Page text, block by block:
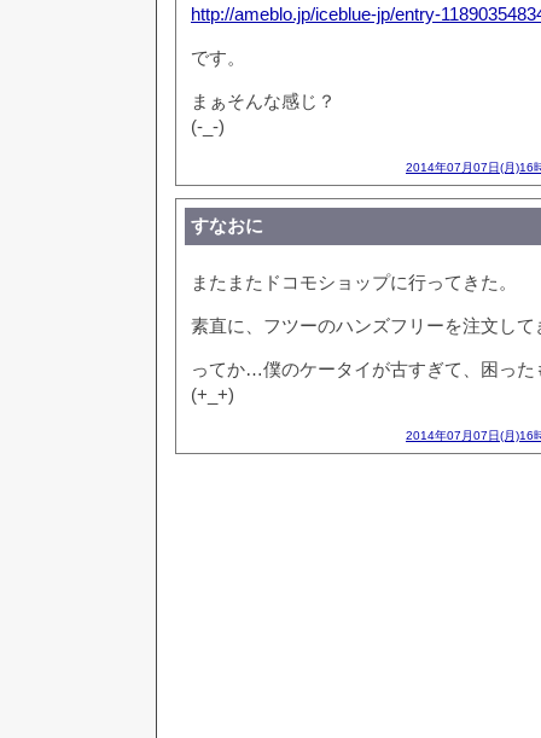
http://ameblo.jp/iceblue-jp/entry-
です。
まぁそんな感じ？
(-_-)
2014年07月07日(月)16
すなおに
またまたドコモショップに行ってきた。
素直に、フツーのハンズフリーを注文して
ってか…僕のケータイが古すぎて、困っ
(+_+)
2014年07月07日(月)16